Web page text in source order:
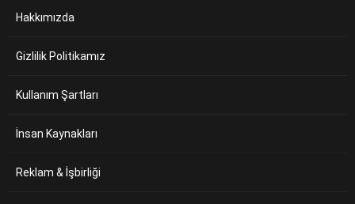
Hakkımızda
Gizlilik Politikamız
Kullanım Şartları
İnsan Kaynakları
Reklam & İşbirliği